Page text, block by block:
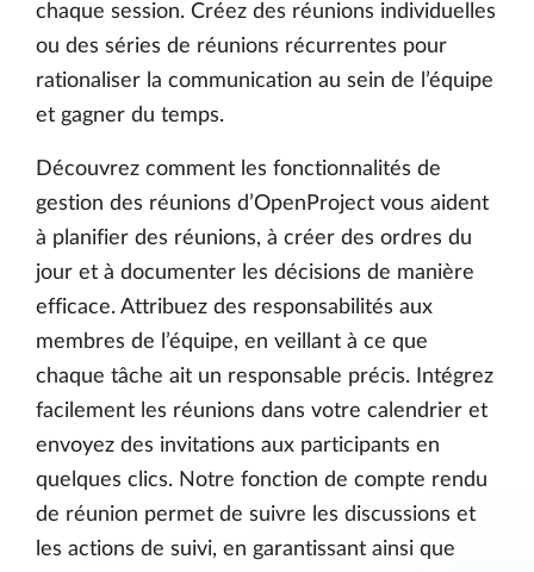
chaque session. Créez des réunions individuelles
ou des séries de réunions récurrentes pour
rationaliser la communication au sein de l’équipe
et gagner du temps.
Découvrez comment les fonctionnalités de
gestion des réunions d’OpenProject vous aident
à planifier des réunions, à créer des ordres du
jour et à documenter les décisions de manière
efficace. Attribuez des responsabilités aux
membres de l’équipe, en veillant à ce que
chaque tâche ait un responsable précis. Intégrez
facilement les réunions dans votre calendrier et
envoyez des invitations aux participants en
quelques clics. Notre fonction de compte rendu
de réunion permet de suivre les discussions et
les actions de suivi, en garantissant ainsi que